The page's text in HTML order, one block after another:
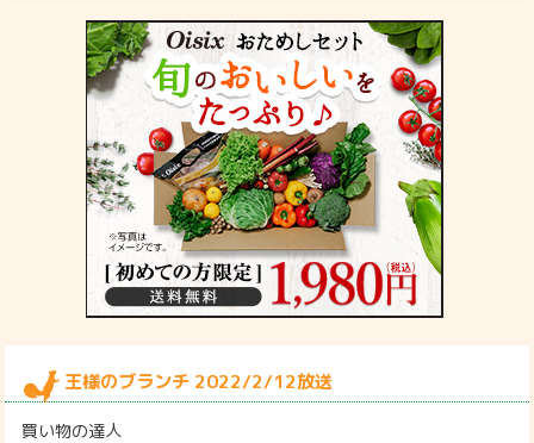
王様のブランチ 2022/2/12放送
買い物の達人